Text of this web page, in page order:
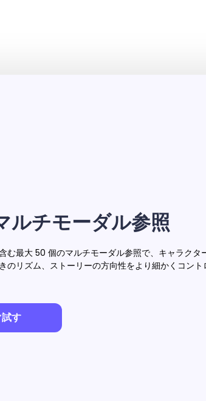
ルチモーダル参照
む最大 50 個のマルチモーダル参照で、キャラクタ
のリズム、ストーリーの方向性をより細かくコント
す